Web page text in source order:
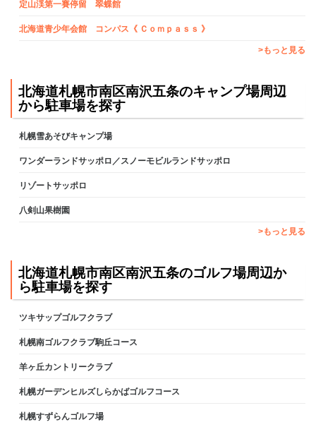
定山渓第一賽停留 翠蝶館
北海道青少年会館 コンパス《 Ｃｏｍｐａｓｓ 》
>もっと見る
北海道札幌市南区南沢五条のキャンプ場周辺
から駐車場を探す
札幌雪あそびキャンプ場
ワンダーランドサッポロ／スノーモビルランドサッポロ
リゾートサッポロ
八剣山果樹園
>もっと見る
北海道札幌市南区南沢五条のゴルフ場周辺か
ら駐車場を探す
ツキサップゴルフクラブ
札幌南ゴルフクラブ駒丘コース
羊ヶ丘カントリークラブ
札幌ガーデンヒルズしらかばゴルフコース
札幌すずらんゴルフ場